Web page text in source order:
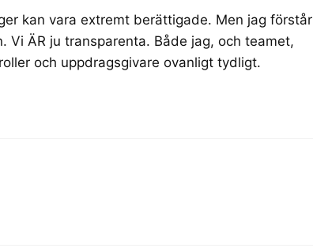
kan vara extremt berättigade. Men jag förstår
ÄR ju transparenta. Både jag, och teamet,
och uppdragsgivare ovanligt tydligt.